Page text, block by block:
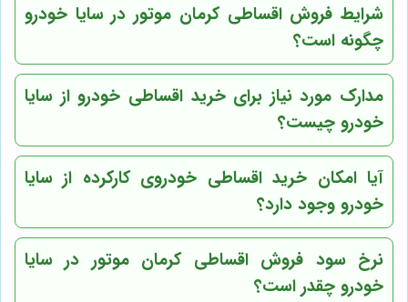
شرایط فروش اقساطی کرمان موتور در سایا خودرو
چگونه است؟
مدارک مورد نیاز برای خرید اقساطی خودرو از سایا
خودرو چیست؟
آیا امکان خرید اقساطی خودروی کارکرده از سایا
خودرو وجود دارد؟
نرخ سود فروش اقساطی کرمان موتور در سایا
خودرو چقدر است؟